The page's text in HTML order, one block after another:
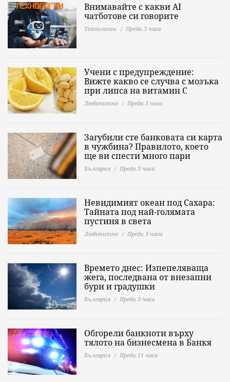
Внимавайте с какви AI
чатботове си говорите
Технологии Преди 3 часа
Учени с предупреждение:
Вижте какво се случва с мозъка
при липса на витамин C
Любопитно Преди 3 часа
Загубили сте банковата си карта
в чужбина? Правилото, което
ще ви спести много пари
България Преди 3 часа
Невидимият океан под Сахара:
Тайната под най-голямата
пустиня в света
Любопитно Преди 3 часа
Времето днес: Изпепеляваща
жега, последвана от внезапни
бури и градушки
България Преди 3 часа
Обгорели банкноти върху
тялото на бизнесмена в Банкя
България Преди 11 часа